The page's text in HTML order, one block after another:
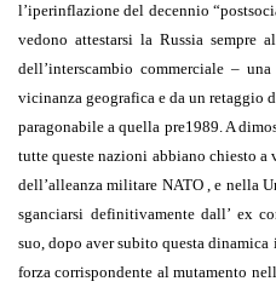
l’iperinflazione del decennio
vedono attestarsi la Russia
dell’interscambio commerciale –
vicinanza geografica e da un retaggio
paragonabile a quella pre1989. A
tutte queste nazioni abbiano chiesto a
dell’alleanza militare NATO , e nella
sganciarsi definitivamente dall’ ex
suo, dopo aver subito questa
forza corrispondente al mutamento